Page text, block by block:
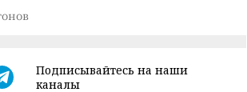
Подписывайтесь на наши
каналы